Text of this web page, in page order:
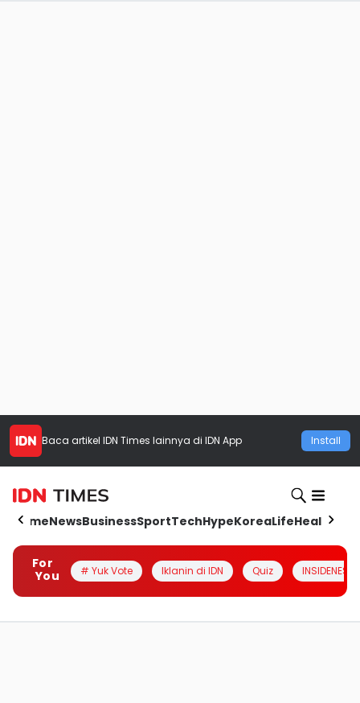
Baca artikel IDN Times lainnya di IDN App Install
HomeNewsBusinessSportTechHypeKoreaLifeHealth
For
You
# Yuk Vote Iklanin di IDN Quiz INSIDENESIA